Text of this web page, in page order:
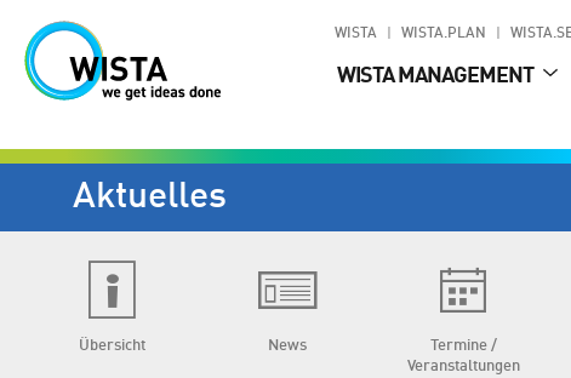
WISTA WISTA.PLAN
WISTA MANAGEMENT
Aktuelles
Übersicht News
Termine /
Veranstaltungen